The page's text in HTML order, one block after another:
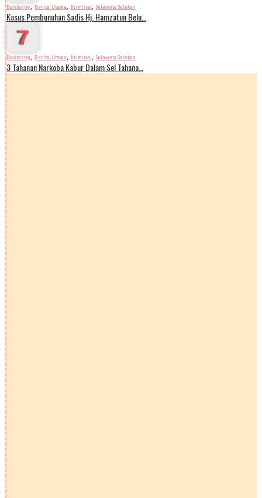
Bantaeng, Berita Utama, Kriminal, Sulawesi Selatan
Kasus Pembunuhan Sadis Hj. Hamzatun Belu…
7
Bantaeng, Berita Utama, Kriminal, Sulawesi Selatan
3 Tahanan Narkoba Kabur Dalam Sel Tahana…